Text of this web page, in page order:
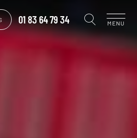
01 83 64 79 34 MENU